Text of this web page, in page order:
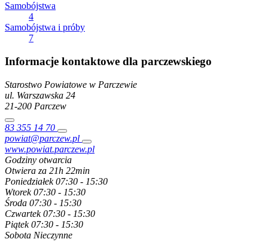
Samobójstwa
4
Samobójstwa i próby
7
Informacje kontaktowe dla parczewskiego
Starostwo Powiatowe w Parczewie
ul. Warszawska 24
21-200 Parczew
83 355 14 70
powiat@parczew.pl
www.powiat.parczew.pl
Godziny otwarcia
Otwiera za 21h 22min
Poniedziałek 07:30 - 15:30
Wtorek 07:30 - 15:30
Środa 07:30 - 15:30
Czwartek 07:30 - 15:30
Piątek 07:30 - 15:30
Sobota Nieczynne